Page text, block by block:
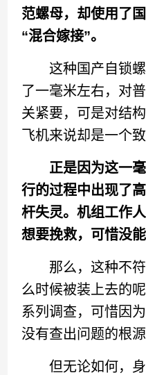
范螺母，却使用了
“混合嫁接”。
这种国产自锁螺
了一毫米左右，对
关紧要，可是对结
飞机来说却是一个
正是因为这一
行的过程中出现了
杆失灵。机组工作
想要挽救，可惜没
那么，这种不符
么时候被装上去的
系列调查，可惜因
没有查出问题的根源
但无论如何，身